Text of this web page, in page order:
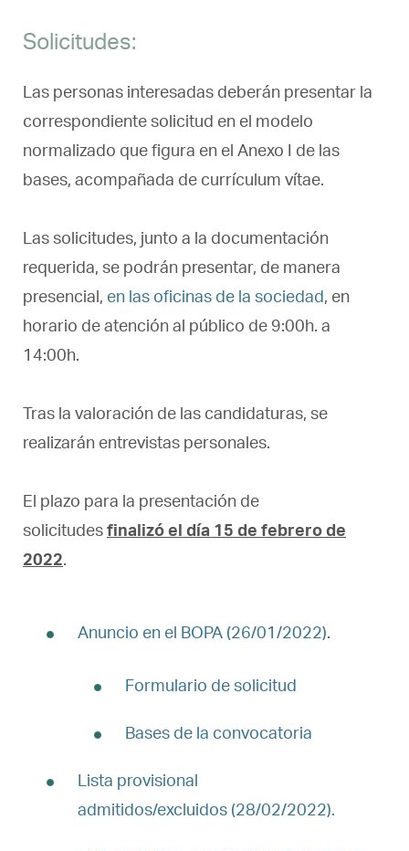
Solicitudes:
Las personas interesadas deberán presentar la
correspondiente solicitud en el modelo
normalizado que figura en el Anexo I de las
bases, acompañada de currículum vítae.
Las solicitudes, junto a la documentación
requerida, se podrán presentar, de manera
presencial,en las oficinas de la sociedad, en
horario de atención al público de 9:00h. a
14:00h.
Tras la valoración de las candidaturas, se
realizarán entrevistas personales.
El plazo para la presentación de
solicitudesfinalizó el día 15 de febrero de
2022.
Anuncio en el BOPA (26/01/2022).
Formulario de solicitud
Bases de la convocatoria
Lista provisional
admitidos/excluidos (28/02/2022).